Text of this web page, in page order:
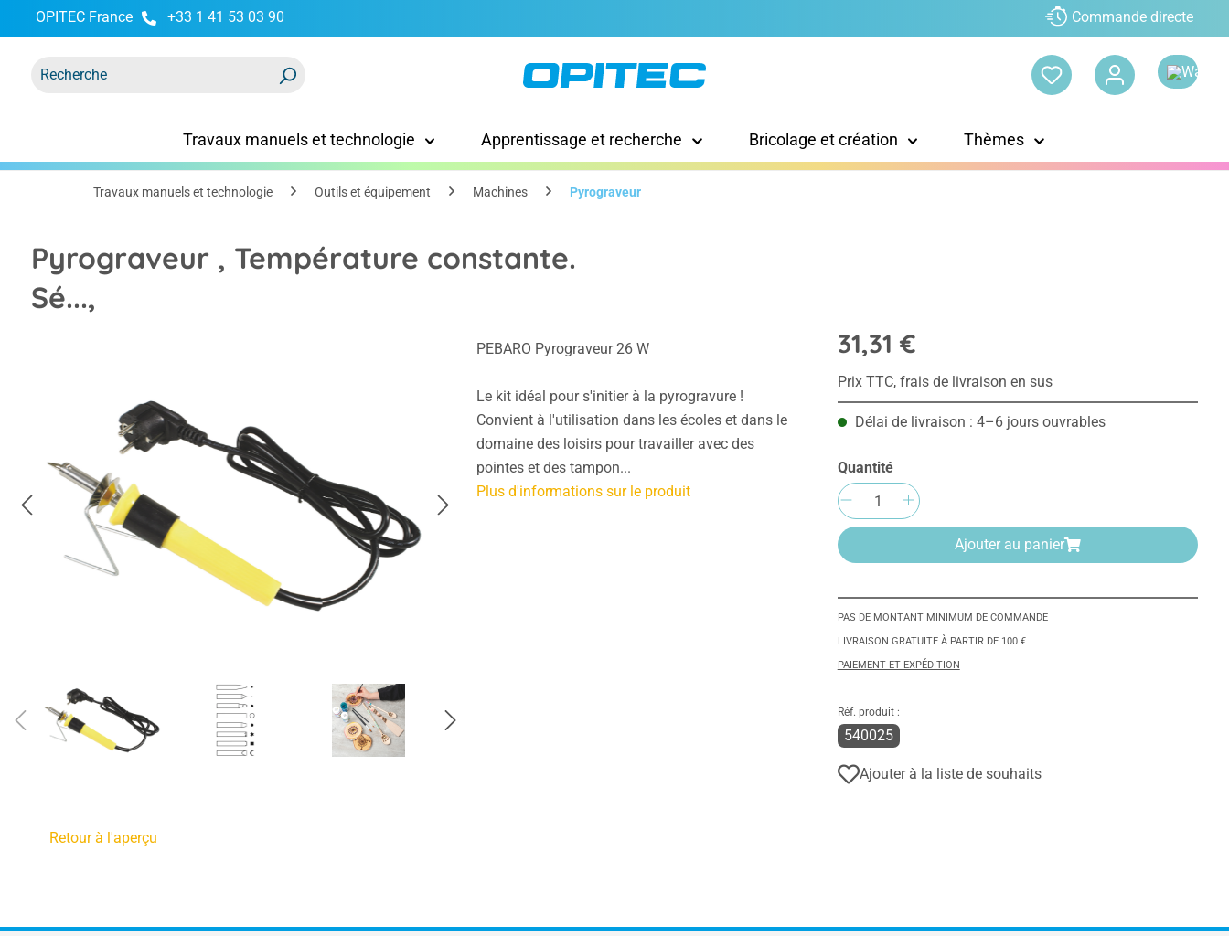
Passer à la navigation principale
OPITEC France +33 1 41 53 03 90 Commande directe
Travaux manuels et technologie Apprentissage et recherche Bricolage et création Thèmes
Travaux manuels et technologie Outils et équipement Machines Pyrograveur
Pyrograveur , Température constante.
Sé...,
PEBARO Pyrograveur 26 W
Le kit idéal pour s'initier à la pyrogravure !
Convient à l'utilisation dans les écoles et dans le
domaine des loisirs pour travailler avec des
pointes et des tampon...
Plus d'informations sur le produit
31,31 €
Prix TTC, frais de livraison en sus
Délai de livraison : 4–6 jours ouvrables
Quantité
Quantité de produit : Entrez la
Ajouter au panier
PAS DE MONTANT MINIMUM DE COMMANDE
LIVRAISON GRATUITE À PARTIR DE 100 €
PAIEMENT ET EXPÉDITION
Réf. produit :
540025
Ajouter à la liste de souhaits
Retour à l'aperçu